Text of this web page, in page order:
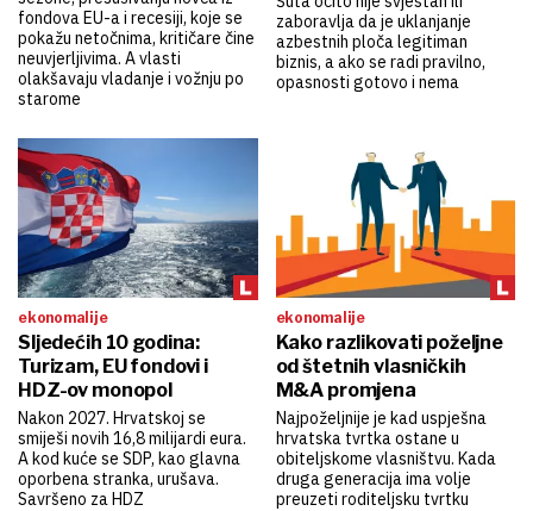
fondova EU-a i recesiji, koje se
pokažu netočnima, kritičare čine
neuvjerljivima. A vlasti
olakšavaju vladanje i vožnju po
starome
zaboravlja da je uklanjanje
azbestnih ploča legitiman
biznis, a ako se radi pravilno,
opasnosti gotovo i nema
ekonomalije
Sljedećih 10 godina:
Turizam, EU fondovi i
HDZ-ov monopol
Nakon 2027. Hrvatskoj se
smiješi novih 16,8 milijardi eura.
A kod kuće se SDP, kao glavna
oporbena stranka, urušava.
Savršeno za HDZ
ekonomalije
Kako razlikovati poželjne
od štetnih vlasničkih
M&A promjena
Najpoželjnije je kad uspješna
hrvatska tvrtka ostane u
obiteljskome vlasništvu. Kada
druga generacija ima volje
preuzeti roditeljsku tvrtku